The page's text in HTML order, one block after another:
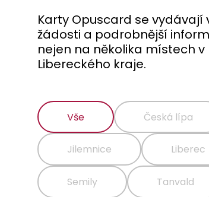
Karty Opuscard se
žádosti a podrobnější
nejen na několika místech
Libereckého kraje.
Vše Česká lípa
Jilemnice Liberec
Semily Tanvald